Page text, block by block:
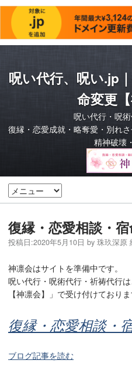
呪い代行、呪い.jp
命変更【
呪い代行・呪術
復縁・恋愛成就・略奪愛・別れ
精神破
復縁・恋愛相談・宿
投稿日:2020年5月10日 by 珠玖深原
神凛会はサイトを準備中です。
呪い代行・呪術代行・祈祷代行
【神凛会】」で受け付けておりま
復縁・恋愛相談・
ブログ記事を読む